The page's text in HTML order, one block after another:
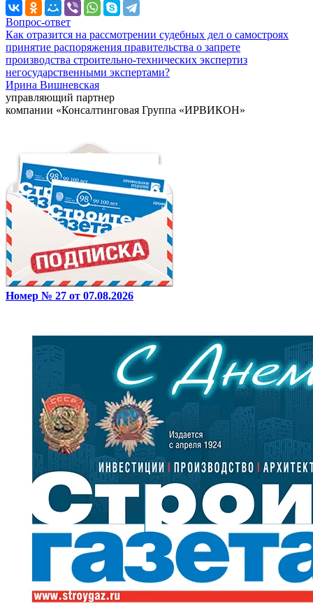
Вопрос-ответ
Как отразится на рассмотрении судебных дел о самостроях
принятие распоряжения правительства о запрете
производства строительно-технических экспертиз
негосударственными экспертами?
Ирина Вишневская
управляющий партнер
компании «Консалтинговая Группа «ИРВИКОН»
Номер № 27 от 07.08.2026